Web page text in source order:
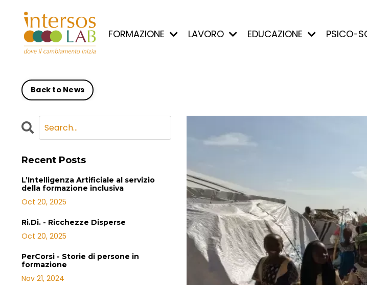
FORMAZIONE LAVORO EDUCAZIONE PSICO-
Back to News
Recent Posts
L’Intelligenza Artificiale al servizio
della formazione inclusiva
Oct 20, 2025
Ri.Di. - Ricchezze Disperse
Oct 20, 2025
PerCorsi - Storie di persone in
formazione
Nov 21, 2024